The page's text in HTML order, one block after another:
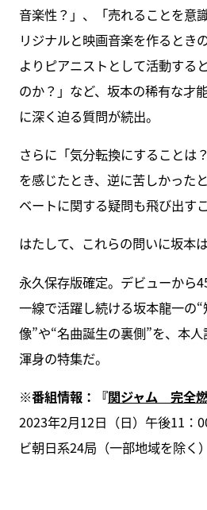
音楽性？」、「売れることを意
リジナルと映画音楽を作るとき
よりピアニストとして活動する
のか？」など、坂本の稀有な才
に深く迫る質問が続出。
さらに「気分転換にすることは
を感じたとき、逆に苦しかった
ベートに関する疑問も飛び出すこ
はたして、これらの問いに坂本
永久保存版確定。デビューから
一線で活躍し続ける坂本龍一の
像”や“名曲誕生の裏側”を、本
渾身の特集だ。
※番組情報：『関ジャム 完全
2023年2月12日（日）午後11：
ビ朝日系24局（一部地域を除く）